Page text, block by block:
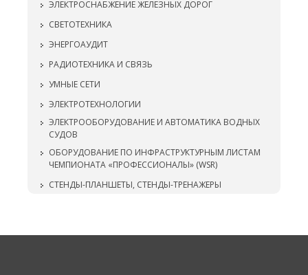
ЭЛЕКТРОСНАБЖЕНИЕ ЖЕЛЕЗНЫХ ДОРОГ
СВЕТОТЕХНИКА
ЭНЕРГОАУДИТ
РАДИОТЕХНИКА И СВЯЗЬ
УМНЫЕ СЕТИ
ЭЛЕКТРОТЕХНОЛОГИИ
ЭЛЕКТРООБОРУДОВАНИЕ И АВТОМАТИКА ВОДНЫХ
СУДОВ
ОБОРУДОВАНИЕ ПО ИНФРАСТРУКТУРНЫМ ЛИСТАМ
ЧЕМПИОНАТА «ПРОФЕССИОНАЛЫ» (WSR)
СТЕНДЫ-ПЛАНШЕТЫ, СТЕНДЫ-ТРЕНАЖЕРЫ